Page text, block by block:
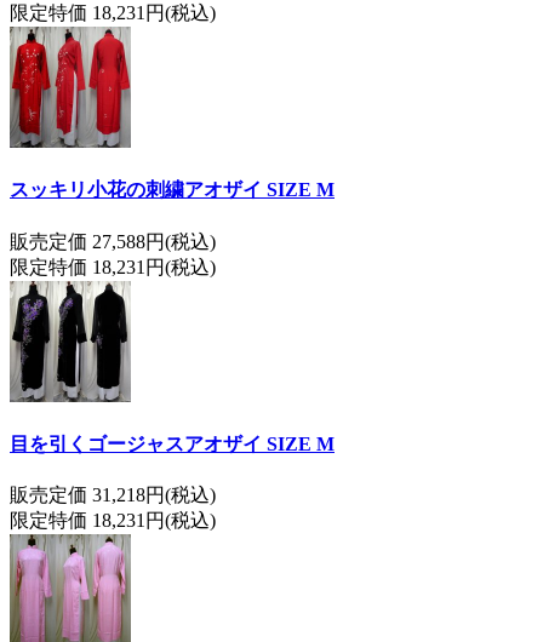
限定特価 18,231円(税込)
スッキリ小花の刺繍アオザイ SIZE M
販売定価 27,588円(税込)
限定特価 18,231円(税込)
目を引くゴージャスアオザイ SIZE M
販売定価 31,218円(税込)
限定特価 18,231円(税込)